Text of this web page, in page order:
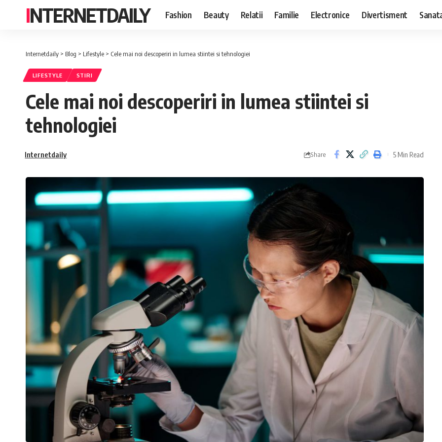
INTERNETDAILY Fashion Beauty Relatii Familie Electronice Divertisment
Internetdaily > Blog > Lifestyle > Cele mai noi descoperiri in lumea stiintei si tehnologiei
LIFESTYLE STIRI
Cele mai noi descoperiri in lumea stiintei si
tehnologiei
Internetdaily Share 5 Min Read